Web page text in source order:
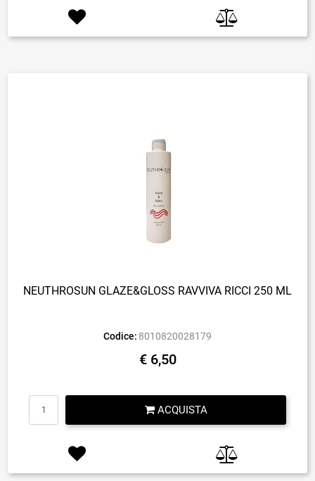
NEUTHROSUN GLAZE&GLOSS RAVVIVA RICCI 250 ML
Codice: 8010820028179
€ 6,50
ACQUISTA